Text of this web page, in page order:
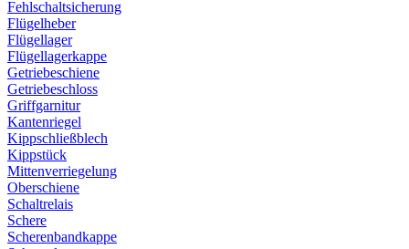
Fehlschaltsicherung
Flügelheber
Flügellager
Flügellagerkappe
Getriebeschiene
Getriebeschloss
Griffgarnitur
Kantenriegel
Kippschließblech
Kippstück
Mittenverriegelung
Oberschiene
Schaltrelais
Schere
Scherenbandkappe